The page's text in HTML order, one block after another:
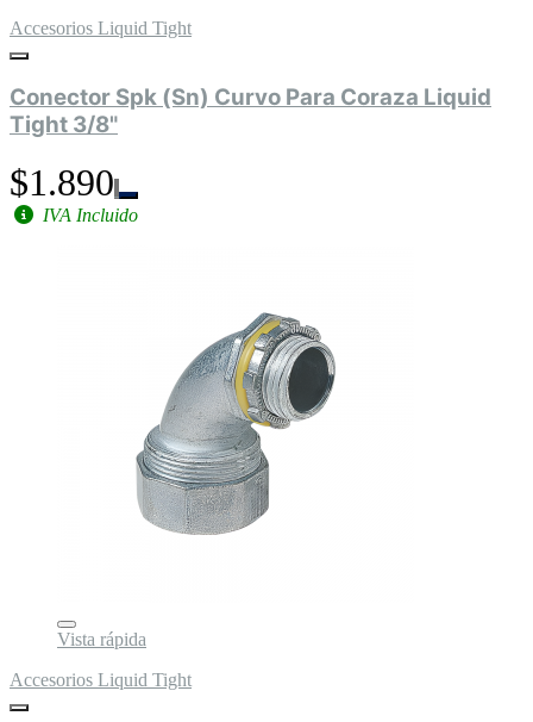
Accesorios Liquid Tight
Conector Spk (Sn) Curvo Para Coraza Liquid
Tight 3/8"
$1.890
IVA Incluido
Vista rápida
Accesorios Liquid Tight